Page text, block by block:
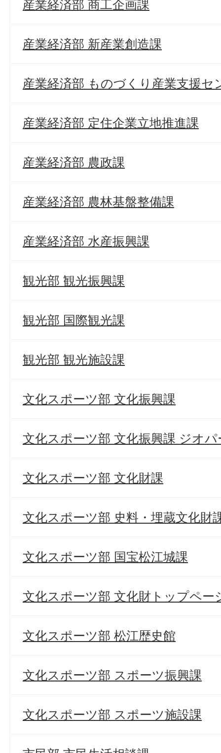
産業経済部 商工企画課
産業経済部 新産業創造課
産業経済部 ものづくり産業支援セ
産業経済部 定住企業立地推進課
産業経済部 農政課
産業経済部 農林基盤整備課
産業経済部 水産振興課
観光部 観光振興課
観光部 国際観光課
観光部 観光施設課
文化スポーツ部 文化振興課
文化スポーツ部 文化振興課 ジオ
文化スポーツ部 文化財課
文化スポーツ部 史料・埋蔵文化財
文化スポーツ部 国宝松江城課
文化スポーツ部 文化財トップペー
文化スポーツ部 松江歴史館
文化スポーツ部 スポーツ振興課
文化スポーツ部 スポーツ施設課